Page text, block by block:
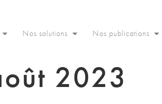
Nos solutions Nos publications
2023